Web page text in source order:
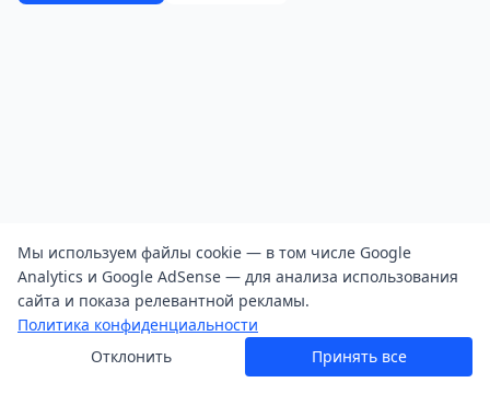
Мы используем файлы cookie — в том числе Google
Analytics и Google AdSense — для анализа использования
сайта и показа релевантной рекламы.
Политика конфиденциальности
Отклонить
Принять все